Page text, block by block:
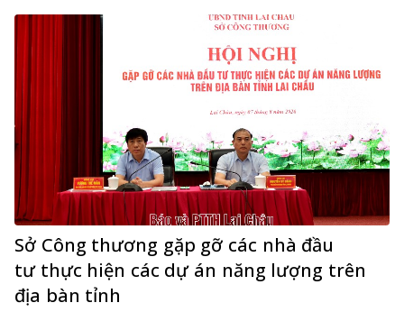
Sở Công thương gặp gỡ các nhà đầu
tư thực hiện các dự án năng lượng trên
địa bàn tỉnh